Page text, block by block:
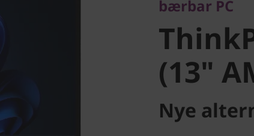
(13"
bærbar PC
(13"
Nye